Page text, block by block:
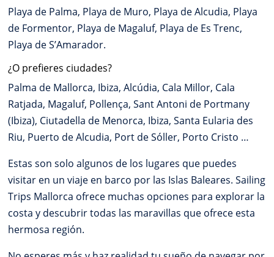
Playa de Palma, Playa de Muro, Playa de Alcudia, Playa
de Formentor, Playa de Magaluf, Playa de Es Trenc,
Playa de S’Amarador.
¿O prefieres ciudades?
Palma de Mallorca, Ibiza, Alcúdia, Cala Millor, Cala
Ratjada, Magaluf, Pollença, Sant Antoni de Portmany
(Ibiza), Ciutadella de Menorca, Ibiza, Santa Eularia des
Riu, Puerto de Alcudia, Port de Sóller, Porto Cristo …
Estas son solo algunos de los lugares que puedes
visitar en un viaje en barco por las Islas Baleares. Sailing
Trips Mallorca ofrece muchas opciones para explorar la
costa y descubrir todas las maravillas que ofrece esta
hermosa región.